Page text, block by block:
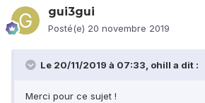
gui3gui
Posté(e) 20 novembre 2019
Le 20/11/2019 à 07:33, ohill a dit :
Merci pour ce sujet !